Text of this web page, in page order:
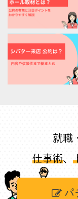
就職
仕事術、
パ